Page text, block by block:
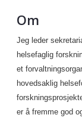
Om
Jeg leder
helsefaglig
et
hovedsaklig
er å fremme god